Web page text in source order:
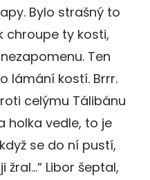
Bylo strašný to
chroupe ty kosti,
Ten
lámání kostí. Brrr.
celýmu Tálibánu
holka vedle, to je
se do ní pustí,
žral…“ Libor šeptal,